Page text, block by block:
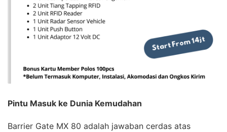
Pintu Masuk ke Dunia Kemudahan
Barrier Gate MX 80 adalah jawaban cerdas atas